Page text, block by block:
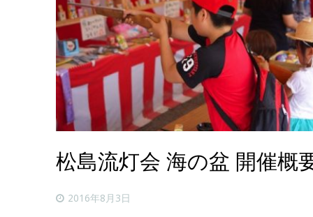
松島流灯会 海の盆 開催概
2016年8月3日